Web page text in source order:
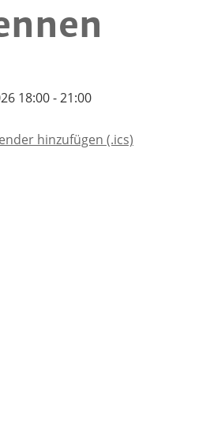
18:00 - 21:00
hinzufügen (.ics)